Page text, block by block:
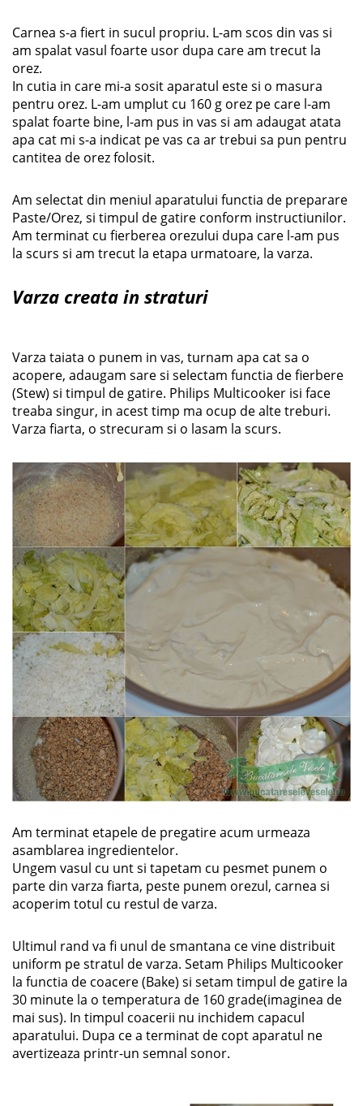
Carnea s-a fiert in sucul propriu. L-am scos din vas si
am spalat vasul foarte usor dupa care am trecut la
orez.
In cutia in care mi-a sosit aparatul este si o masura
pentru orez. L-am umplut cu 160 g orez pe care l-am
spalat foarte bine, l-am pus in vas si am adaugat atata
apa cat mi s-a indicat pe vas ca ar trebui sa pun pentru
cantitea de orez folosit.
Am selectat din meniul aparatului functia de preparare
Paste/Orez, si timpul de gatire conform instructiunilor.
Am terminat cu fierberea orezului dupa care l-am pus
la scurs si am trecut la etapa urmatoare, la varza.
Varza creata in straturi
Varza taiata o punem in vas, turnam apa cat sa o
acopere, adaugam sare si selectam functia de fierbere
(Stew) si timpul de gatire. Philips Multicooker isi face
treaba singur, in acest timp ma ocup de alte treburi.
Varza fiarta, o strecuram si o lasam la scurs.
Am terminat etapele de pregatire acum urmeaza
asamblarea ingredientelor.
Ungem vasul cu unt si tapetam cu pesmet punem o
parte din varza fiarta, peste punem orezul, carnea si
acoperim totul cu restul de varza.
Ultimul rand va fi unul de smantana ce vine distribuit
uniform pe stratul de varza. Setam Philips Multicooker
la functia de coacere (Bake) si setam timpul de gatire la
30 minute la o temperatura de 160 grade(imaginea de
mai sus). In timpul coacerii nu inchidem capacul
aparatului. Dupa ce a terminat de copt aparatul ne
avertizeaza printr-un semnal sonor.